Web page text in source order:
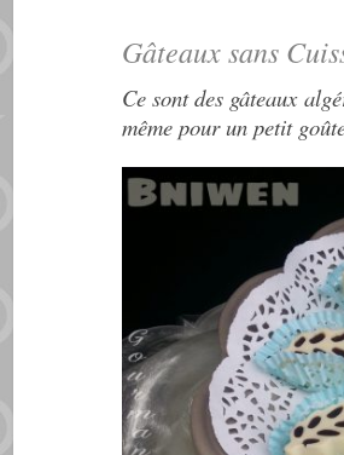
Gâteaux sans
Ce sont des gâteaux
même pour un petit